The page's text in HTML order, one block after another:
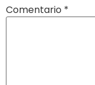
Comentario *